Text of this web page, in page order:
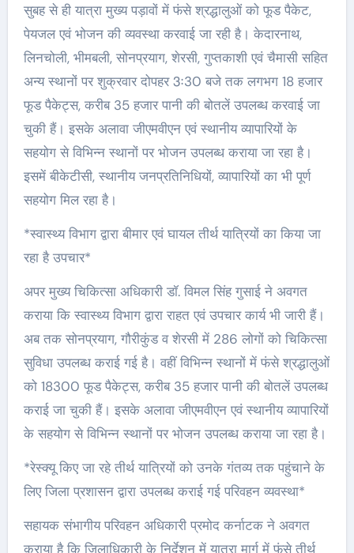
सुबह से ही यात्रा मुख्य पड़ावों में फंसे श्रद्धालुओं को फूड पैकेट,
पेयजल एवं भोजन की व्यवस्था करवाई जा रही है। केदारनाथ,
लिनचोली, भीमबली, सोनप्रयाग, शेरसी, गुप्तकाशी एवं चैमासी सहित
अन्य स्थानों पर शुक्रवार दोपहर 3ः30 बजे तक लगभग 18 हजार
फूड पैकेट्स, करीब 35 हजार पानी की बोतलें उपलब्ध करवाई जा
चुकी हैं। इसके अलावा जीएमवीएन एवं स्थानीय व्यापारियों के
सहयोग से विभिन्न स्थानों पर भोजन उपलब्ध कराया जा रहा है।
इसमें बीकेटीसी, स्थानीय जनप्रतिनिधियों, व्यापारियों का भी पूर्ण
सहयोग मिल रहा है।
*स्वास्थ्य विभाग द्वारा बीमार एवं घायल तीर्थ यात्रियों का किया जा
रहा है उपचार*
अपर मुख्य चिकित्सा अधिकारी डॉ. विमल सिंह गुसाई ने अवगत
कराया कि स्वास्थ्य विभाग द्वारा राहत एवं उपचार कार्य भी जारी हैं।
अब तक सोनप्रयाग, गौरीकुंड व शेरसी में 286 लोगों को चिकित्सा
सुविधा उपलब्ध कराई गई है। वहीं विभिन्न स्थानों में फंसे श्रद्धालुओं
को 18300 फूड पैकेट्स, करीब 35 हजार पानी की बोतलें उपलब्ध
कराई जा चुकी हैं। इसके अलावा जीएमवीएन एवं स्थानीय व्यापारियों
के सहयोग से विभिन्न स्थानों पर भोजन उपलब्ध कराया जा रहा है।
*रेस्क्यू किए जा रहे तीर्थ यात्रियों को उनके गंतव्य तक पहुंचाने के
लिए जिला प्रशासन द्वारा उपलब्ध कराई गई परिवहन व्यवस्था*
सहायक संभागीय परिवहन अधिकारी प्रमोद कर्नाटक ने अवगत
कराया है कि जिलाधिकारी के निर्देशन में यात्रा मार्ग में फंसे तीर्थ